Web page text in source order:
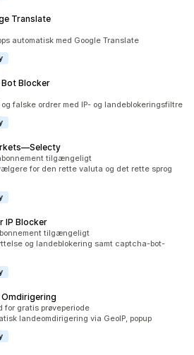
Translate
automatisk med Google Translate
Bot Blocker
falske ordrer med IP- og landeblokeringsfiltre
tilgængeligt
for den rette valuta og det rette sprog
IP Blocker
tilgængeligt
og landeblokering samt captcha-bot-
for gratis prøveperiode
landeomdirigering via GeoIP, popup